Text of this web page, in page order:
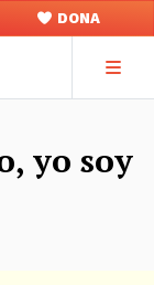
DONA
yo soy